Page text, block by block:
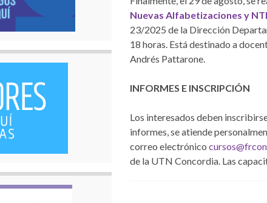
Nuevas Alfabetizaciones y
23/2025 de la Dirección
18 horas. Está destinado a
Andrés Pattarone.
INFORMES E INSCRIPCIÓN
Los interesados deben
informes, se atiende
correo electrónico
de la UTN Concordia. Las